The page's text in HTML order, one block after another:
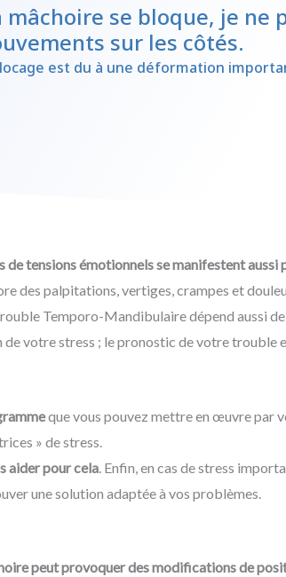
mâchoire se bloque, je ne
sur les côtés.
est du à une déformation
de tensions émotionnels se manifestent aussi
des palpitations, vertiges, crampes et
Temporo-Mandibulaire dépend aussi
de votre stress ; le pronostic de votre trouble
que vous pouvez mettre en œuvre par
» de stress.
aider pour cela. Enfin, en cas de stress
une solution adaptée à vos problèmes.
peut provoquer des modifications de